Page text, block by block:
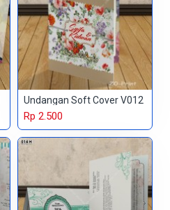
Undangan Soft Cover V012
Rp 2.500